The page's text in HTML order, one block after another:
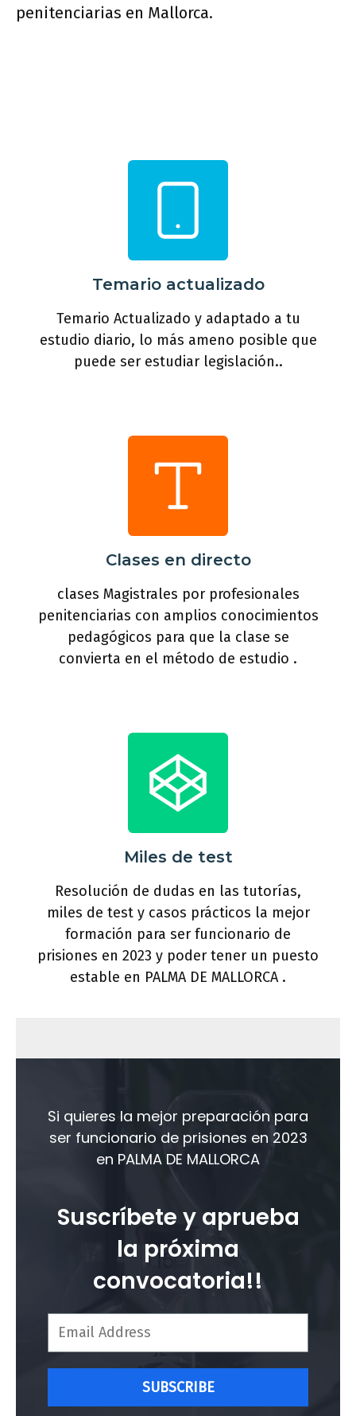
penitenciarias en Mallorca.
Temario actualizado
Temario Actualizado y adaptado a tu
estudio diario, lo más ameno posible que
puede ser estudiar legislación..
Clases en directo
clases Magistrales por profesionales
penitenciarias con amplios conocimientos
pedagógicos para que la clase se
convierta en el método de estudio .
Miles de test
Resolución de dudas en las tutorías,
miles de test y casos prácticos la mejor
formación para ser funcionario de
prisiones en 2023 y poder tener un puesto
estable en PALMA DE MALLORCA .
Si quieres la mejor preparación para
ser funcionario de prisiones en 2023
en PALMA DE MALLORCA
Suscríbete y aprueba
la próxima
convocatoria!!
SUBSCRIBE